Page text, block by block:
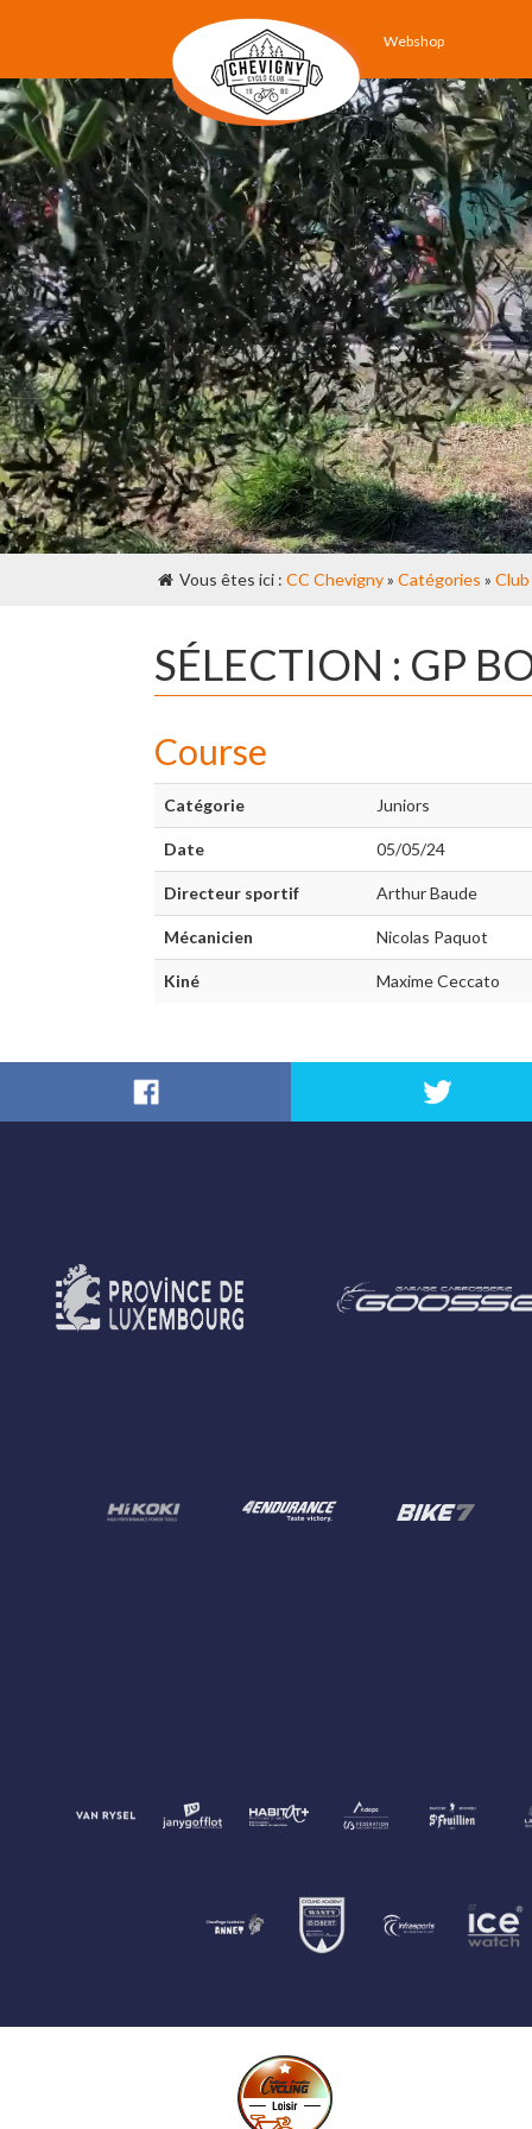
Webshop
Vous êtes ici : CC Chevigny» Catégories » Club
SÉLECTION : GP
Course
Catégorie Juniors
Date 05/05/24
Directeur sportif Arthur Baude
Mécanicien Nicolas Paquot
Kiné Maxime Ceccato